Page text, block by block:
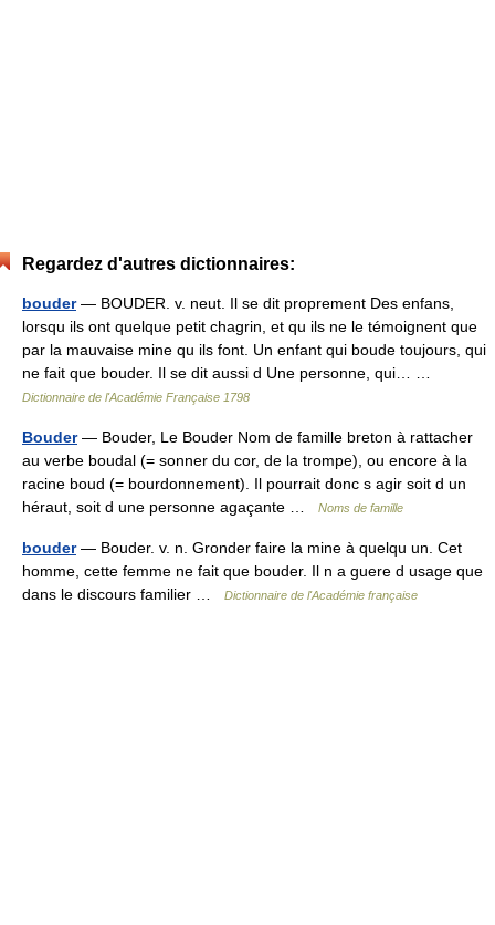
Regardez d'autres dictionnaires:
bouder— BOUDER. v. neut. Il se dit proprement Des enfans,
lorsqu ils ont quelque petit chagrin, et qu ils ne le témoignent que
par la mauvaise mine qu ils font. Un enfant qui boude toujours, qui
ne fait que bouder. Il se dit aussi d Une personne, qui… …
Dictionnaire de l'Académie Française 1798
Bouder— Bouder, Le Bouder Nom de famille breton à rattacher
au verbe boudal (= sonner du cor, de la trompe), ou encore à la
racine boud (= bourdonnement). Il pourrait donc s agir soit d un
héraut, soit d une personne agaçante …
Noms de famille
bouder— Bouder. v. n. Gronder faire la mine à quelqu un. Cet
homme, cette femme ne fait que bouder. Il n a guere d usage que
dans le discours familier …
Dictionnaire de l'Académie française